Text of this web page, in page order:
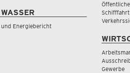
Energiebericht
Schifffahrt
Gewerbe